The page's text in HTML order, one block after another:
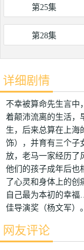
第25集
第28集
详细剧情
不幸被算命先生言中
着颠沛流离的生活，
生，后来总算在上海
饰），并育有三个子
放，老马一家经历了
他们的孩子成年后也
了心灵和身体上的创
自己最为本初的幸
佳导演奖（杨文军）。
网友评论